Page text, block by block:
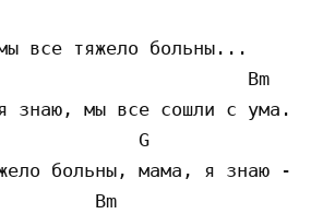
все тяжело больны...
Bm
знаю, мы все сошли с
больны, мама, я знаю -
Bm